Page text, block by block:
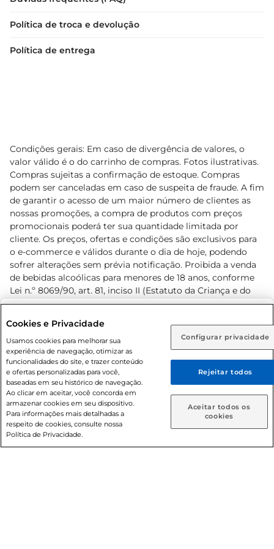
Rio de Janeiro (RJ) Goiás (GO)
Ou
Caso queira comprar online, informe como deseja receber
suas compras:
Entrega em casa Retire em Loja
Política de troca e devolução
Política de entrega
Condições gerais: Em caso de divergência de valores, o
valor válido é o do carrinho de compras. Fotos ilustrativas.
Compras sujeitas a confirmação de estoque. Compras
podem ser canceladas em caso de suspeita de fraude. A fim
de garantir o acesso de um maior número de clientes as
nossas promoções, a compra de produtos com preços
promocionais poderá ter sua quantidade limitada por
cliente. Os preços, ofertas e condições são exclusivos para
o e-commerce e válidos durante o dia de hoje, podendo
sofrer alterações sem prévia notificação. Proibida a venda
de bebidas alcoólicas para menores de 18 anos, conforme
Lei n.º 8069/90, art. 81, inciso II (Estatuto da Criança e do
Adolescente). Preços e condições exclusivos para o
prévio. O valor mínimo para as compras on-line é de R$
80,00.
© 2026 Copyright. Todos os direitos
reservados Prezunic.
Cookies e Privacidade
Usamos cookies para melhorar sua
experiência de navegação, otimizar as
funcionalidades do site, e trazer conteúdo
e ofertas personalizadas para você,
baseadas em seu histórico de navegação.
Ao clicar em aceitar, você concorda em
armazenar cookies em seu dispositivo.
Para informações mais detalhadas a
respeito de cookies, consulte nossa
Política de Privacidade.
Configurar privacidade
Rejeitar todos
Aceitar todos os
cookies